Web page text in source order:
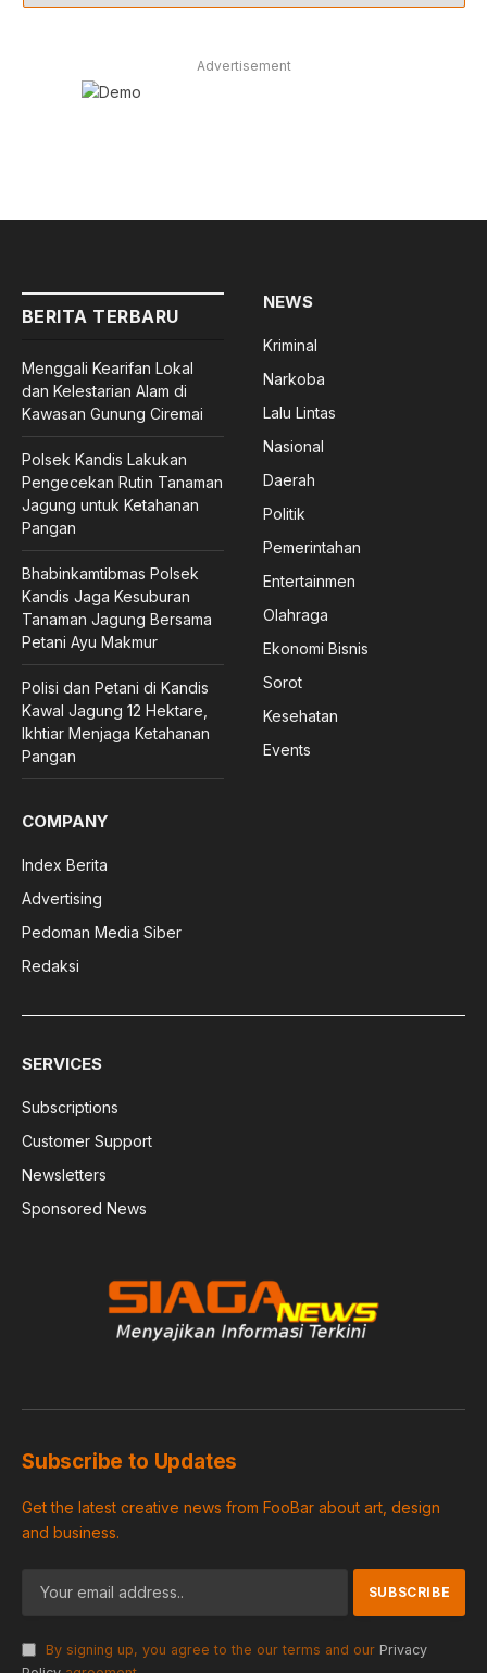
Advertisement
BERITA TERBARU
Menggali Kearifan Lokal
dan Kelestarian Alam di
Kawasan Gunung Ciremai
Polsek Kandis Lakukan
Pengecekan Rutin Tanaman
Jagung untuk Ketahanan
Pangan
Bhabinkamtibmas Polsek
Kandis Jaga Kesuburan
Tanaman Jagung Bersama
Petani Ayu Makmur
Polisi dan Petani di Kandis
Kawal Jagung 12 Hektare,
Ikhtiar Menjaga Ketahanan
Pangan
NEWS
Kriminal
Narkoba
Lalu Lintas
Nasional
Daerah
Politik
Pemerintahan
Entertainmen
Olahraga
Ekonomi Bisnis
Sorot
Kesehatan
Events
COMPANY
Index Berita
Advertising
Pedoman Media Siber
Redaksi
SERVICES
Subscriptions
Customer Support
Newsletters
Sponsored News
Subscribe to Updates
Get the latest creative news from FooBar about art, design
and business.
By signing up, you agree to the our terms and our Privacy